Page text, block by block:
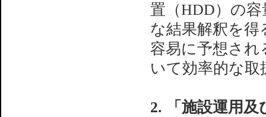
置（HDD）の
な結果解釈を
容易に予想さ
いて効率的な
2. 「施設運用